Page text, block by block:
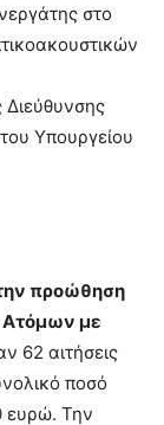
στο
Διεύθυνσης
Υπουργείου
την προώθηση
Ατόμων με
62 αιτήσεις
ποσό
ευρώ. Την